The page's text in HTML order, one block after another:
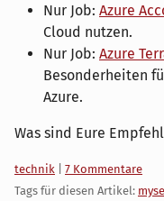
Nur Job: Azure
Cloud nutzen.
Nur Job: Azure
Besonderheiten
Azure.
Was sind Eure
Kategorien:
technik
7 Kommentare
Tags für diesen Artikel: